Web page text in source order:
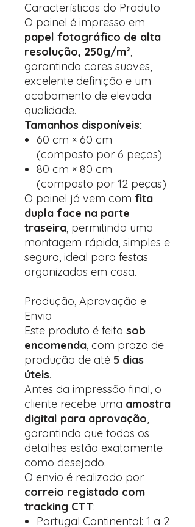
Características do Produto
O painel é impresso em
papel fotográfico de alta
resolução, 250g/m²,
garantindo cores suaves,
excelente definição e um
acabamento de elevada
qualidade.
Tamanhos disponíveis:
60 cm × 60 cm
(composto por 6 peças)
80 cm × 80 cm
(composto por 12 peças)
O painel já vem com fita
dupla face na parte
traseira, permitindo uma
montagem rápida, simples e
segura, ideal para festas
organizadas em casa.
Produção, Aprovação e
Envio
Este produto é feito sob
encomenda, com prazo de
produção de até 5 dias
úteis.
Antes da impressão final, o
cliente recebe uma amostra
digital para aprovação,
garantindo que todos os
detalhes estão exatamente
como desejado.
O envio é realizado por
correio registado com
tracking CTT:
Portugal Continental: 1 a 2